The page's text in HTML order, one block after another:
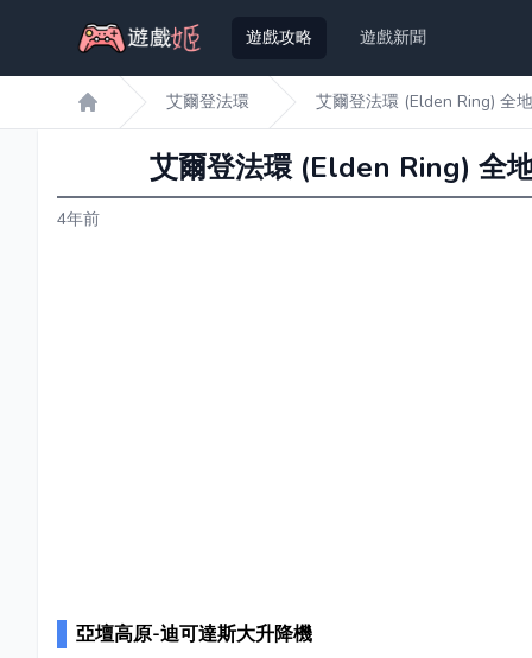
遊戲攻略 遊戲新聞
遊戲姬首頁
艾爾登法環 艾爾登法環 (Elden Ring) 全
艾爾登法環 (Elden Ring) 全
4年前
亞壇高原-迪可達斯大升降機